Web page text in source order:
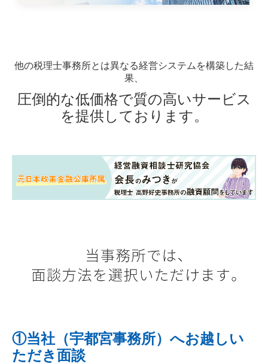
他の税理士事務所とは異なる経営システムを構築した結
果、
圧倒的な低価格で質の高いサービス
を提供しております。
①当社（宇都宮事務所）へお越しい
ただき面談